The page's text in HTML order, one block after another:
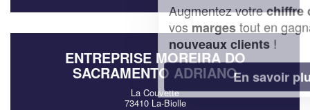
ENTREPRISE MOREIRA DO
SACRAMENTO ADRIANO
La Couvette
73410 La-Biolle
Augmentez votrechiffre d'affaireset
tout en gagnant de
nouveaux clients!
En savoir plus